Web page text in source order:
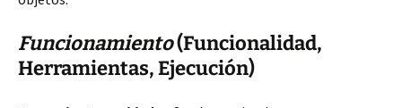
Funcionamiento(Funcionalidad,
Herramientas, Ejecución)